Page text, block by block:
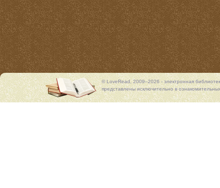
© LoveRead, 2009–2026 - электронная
представлены исключительно в